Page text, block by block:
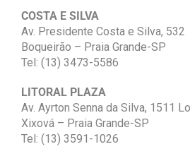
COSTA E SILVA
Av. Presidente Costa e Silva, 532
Boqueirão – Praia Grande-SP
Tel: (13) 3473-5586
LITORAL PLAZA
Av. Ayrton Senna da Silva, 1511
Xixová – Praia Grande-SP
Tel: (13) 3591-1026